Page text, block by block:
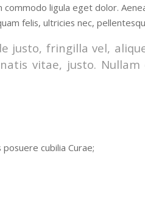
ligula eget dolor.
felis, ultricies nec,
justo, fringilla vel,
vitae, justo.
cubilia Curae;